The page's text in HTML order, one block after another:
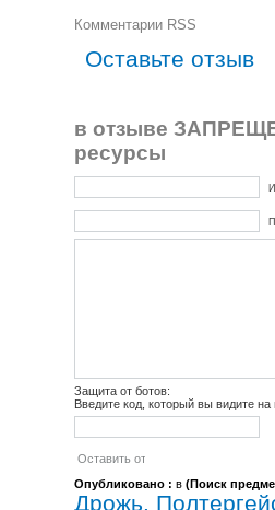
Комментарии RSS
Оставьте отзыв
в отзыве
ресурсы
Защита от ботов:
Введите код, который вы видите
Опубликовано : в (Поиск
Дрожь.